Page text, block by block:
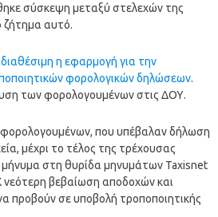
σύσκεψη μεταξύ στελεχών της
ζήτημα αυτό.
διαθέσιμη η εφαρμογή για την
φορολογικών δηλώσεων.
των φορολογουμένων στις ΔΟΥ.
που υπέβαλαν δήλωση
μέχρι το τέλος της τρέχουσας
στη θυρίδα μηνυμάτων Taxisnet
νεότερη βεβαίωση αποδοχών και
προβούν σε υποβολή τροποποιητικής